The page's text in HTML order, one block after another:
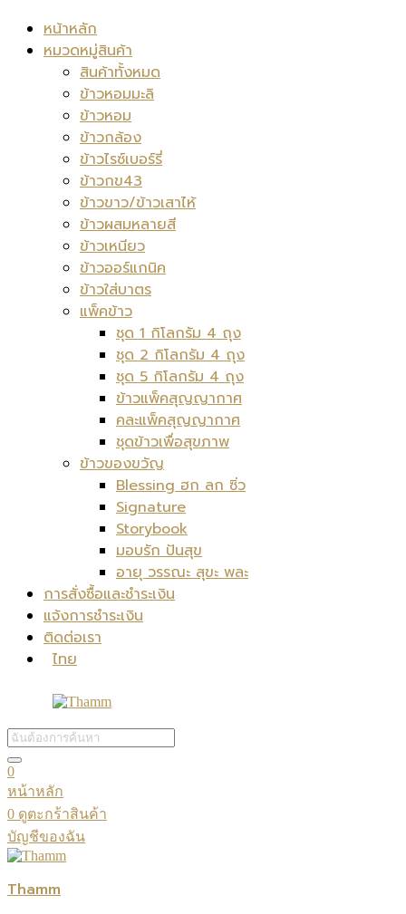
หน้าหลัก
หมวดหมู่สินค้า
สินค้าทั้งหมด
ข้าวหอมมะลิ
ข้าวหอม
ข้าวกล้อง
ข้าวไรซ์เบอร์รี่
ข้าวกข43
ข้าวขาว/ข้าวเสาไห้
ข้าวผสมหลายสี
ข้าวเหนียว
ข้าวออร์แกนิค
ข้าวใส่บาตร
แพ็คข้าว
ชุด 1 กิโลกรัม 4 ถุง
ชุด 2 กิโลกรัม 4 ถุง
ชุด 5 กิโลกรัม 4 ถุง
ข้าวแพ็คสุญญากาศ
คละแพ็คสุญญากาศ
ชุดข้าวเพื่อสุขภาพ
ข้าวของขวัญ
Blessing ฮก ลก ซิ่ว
Signature
Storybook
มอบรัก ปันสุข
อายุ วรรณะ สุขะ พละ
การสั่งซื้อและชำระเงิน
แจ้งการชำระเงิน
ติดต่อเรา
ไทย
0
หน้าหลัก
0 ดูตะกร้าสินค้า
บัญชีของฉัน
Thamm